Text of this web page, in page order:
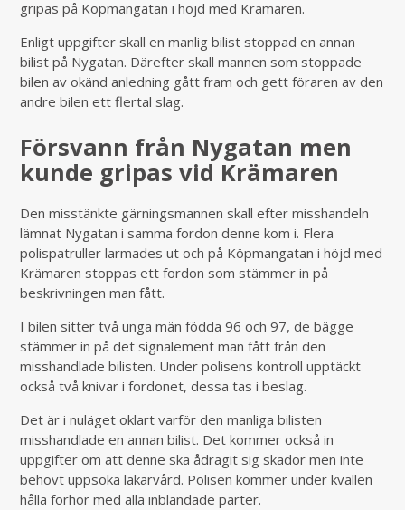
gripas på Köpmangatan i höjd med Krämaren.
Enligt uppgifter skall en manlig bilist stoppad en annan
bilist på Nygatan. Därefter skall mannen som stoppade
bilen av okänd anledning gått fram och gett föraren av den
andre bilen ett flertal slag.
Försvann från Nygatan men
kunde gripas vid Krämaren
Den misstänkte gärningsmannen skall efter misshandeln
lämnat Nygatan i samma fordon denne kom i. Flera
polispatruller larmades ut och på Köpmangatan i höjd med
Krämaren stoppas ett fordon som stämmer in på
beskrivningen man fått.
I bilen sitter två unga män födda 96 och 97, de bägge
stämmer in på det signalement man fått från den
misshandlade bilisten. Under polisens kontroll upptäckt
också två knivar i fordonet, dessa tas i beslag.
Det är i nuläget oklart varför den manliga bilisten
misshandlade en annan bilist. Det kommer också in
uppgifter om att denne ska ådragit sig skador men inte
behövt uppsöka läkarvård. Polisen kommer under kvällen
hålla förhör med alla inblandade parter.